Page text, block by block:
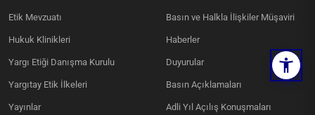
Etik Mevzuatı
Hukuk Klinikleri
Yargı Etiği Danışma Kurulu
Yargıtay Etik İlkeleri
Yayınlar
Basın ve Halkla İlişkiler Müşaviri
Haberler
Duyurular
Basın Açıklamaları
Adli Yıl Açılış Konuşmaları